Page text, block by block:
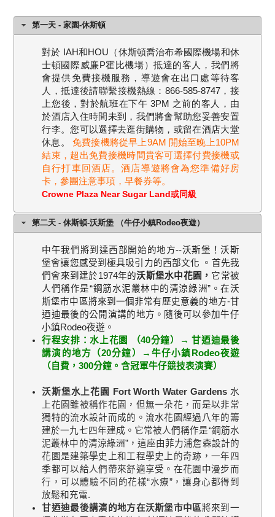
第一天 - 家園-休斯頓
對於 IAH和HOU（休斯頓喬治布希國際機場和休
士頓國際威廉P霍比機場）抵達的客人，我們將
會提供免費接機服務，導遊會在出口處等待客
人，抵達後請聯繫接機熱線：866-585-8747，接
上您後，對於航班在下午 3PM 之前的客人，由
於酒店入住時間未到，我們將會幫助您妥善安置
行李。您可以選擇去逛街購物，或留在酒店大堂
休息。免費接機將從早上9AM 開始至晚上10PM
結束，超出免費接機時間貴客可選擇付費接機或
自行打車回酒店。酒店導遊將會為您準備好房
卡，參團注意事項，早餐券等。
Crowne Plaza Near Sugar Land或同級
第二天 - 休斯頓-沃斯堡 （牛仔小鎮Rodeo夜遊）
中午我們將到達西部開始的地方--沃斯堡！沃斯
堡會讓您感受到極具吸引力的西部文化 。首先我
們會來到建於1974年的沃斯堡水中花園， 它常被
人們稱作是“鋼筋水泥叢林中的清涼綠洲” 。在沃
斯堡市中區將來到一個非常有歷史意義的地方-甘
迺迪最後的公開演講的地方。隨後可以參加牛仔
小鎮Rodeo夜遊。
行程安排： 水上花園 （40分鐘）→ 甘迺迪最後
講演的地方（20分鐘）→牛仔小鎮Rodeo夜遊
（自費，300分鐘。含冠軍牛仔競技表演賽）
沃斯堡水上花園 Fort Worth Water Gardens 水
上花園雖被稱作花園，但無一朵花，而是以非常
獨特的流水設計而成的。流水花園經過八年的籌
建於一九七四年建成。它常被人們稱作是“鋼筋水
泥叢林中的清涼綠洲”，這座由菲力浦詹森設計的
花園是建築學史上和工程學史上的奇跡，一年四
季都可以給人們帶來舒適享受。在花園中漫步而
行，可以體驗不同的花樣“水療”，讓身心都得到
放鬆和充電.
甘迺迪最後講演的地方在沃斯堡市中區將來到一